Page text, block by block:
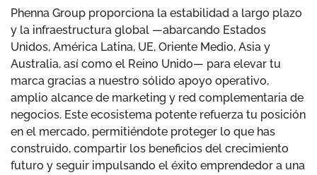
Phenna Group proporciona la estabilidad a largo plazo
y la infraestructura global —abarcando Estados
Unidos, América Latina, UE, Oriente Medio, Asia y
Australia, así como el Reino Unido— para elevar tu
marca gracias a nuestro sólido apoyo operativo,
amplio alcance de marketing y red complementaria de
negocios. Este ecosistema potente refuerza tu posición
en el mercado, permitiéndote proteger lo que has
construido, compartir los beneficios del crecimiento
futuro y seguir impulsando el éxito emprendedor a una